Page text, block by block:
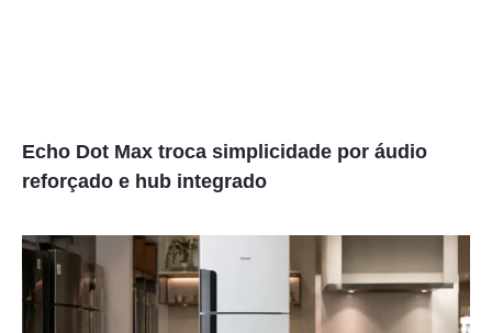
Echo Dot Max troca simplicidade por áudio
reforçado e hub integrado